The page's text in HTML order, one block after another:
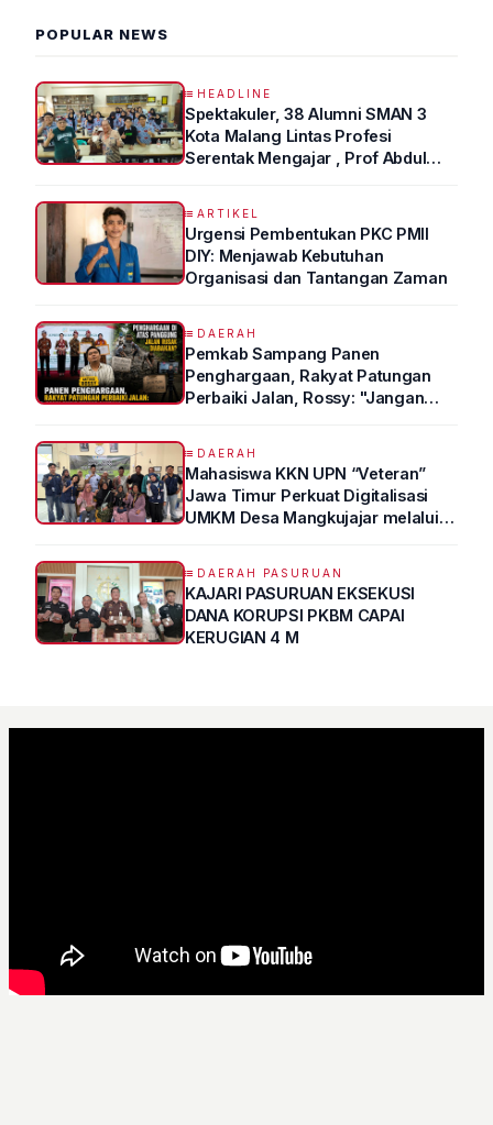
POPULAR NEWS
HEADLINE
Spektakuler, 38 Alumni SMAN 3
Kota Malang Lintas Profesi
Serentak Mengajar , Prof Abdul
ARTIKEL
Urgensi Pembentukan PKC PMII
DIY: Menjawab Kebutuhan
Organisasi dan Tantangan Zaman
DAERAH
Pemkab Sampang Panen
Penghargaan, Rakyat Patungan
Perbaiki Jalan, Rossy: "Jangan
DAERAH
Mahasiswa KKN UPN “Veteran”
Jawa Timur Perkuat Digitalisasi
UMKM Desa Mangkujajar melalui
DAERAH PASURUAN
KAJARI PASURUAN EKSEKUSI
DANA KORUPSI PKBM CAPAI
KERUGIAN 4 M